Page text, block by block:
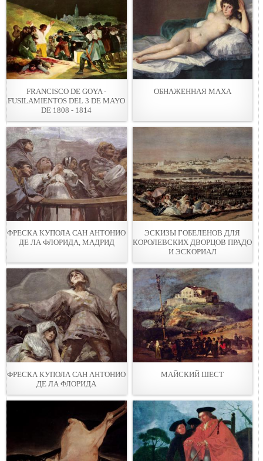
FRANCISCO DE GOYA -
FUSILAMIENTOS DEL 3 DE MAYO
DE 1808 - 1814
ОБНАЖЕННАЯ МАХА
ФРЕСКА КУПОЛА САН АНТОНИО
ДЕ ЛА ФЛОРИДА, МАДРИД
ЭСКИЗЫ ГОБЕЛЕНОВ ДЛЯ
КОРОЛЕВСКИХ ДВОРЦОВ ПРАДО
И ЭСКОРИАЛ
ФРЕСКА КУПОЛА САН АНТОНИО
ДЕ ЛА ФЛОРИДА
МАЙСКИЙ ШЕСТ